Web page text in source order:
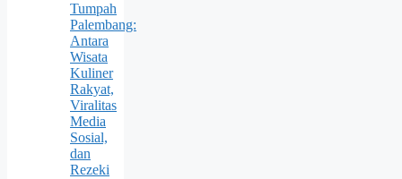
Tumpah
Palembang:
Antara
Wisata
Kuliner
Rakyat,
Viralitas
Media
Sosial,
dan
Rezeki